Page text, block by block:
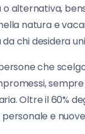
alternativa,
natura e
chi desidera
che
Oltre il 60%
e